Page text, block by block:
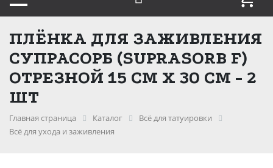
ПЛЁНКА ДЛЯ ЗАЖИВЛЕНИЯ
СУПРАСОРБ (SUPRASORB F)
ОТРЕЗНОЙ 15 СМ Х 30 СМ - 2
ШТ
Главная страница Каталог
Всё для татуировки
Всё для ухода и заживления